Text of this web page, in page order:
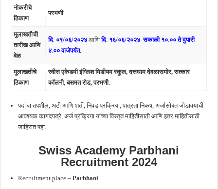
नोकरीचे
ठिकाण
परभणी
मुलाखतीची
तारीख आणि
वेळ
दि. ०९/०६/२०२४ आणि दि. १६/०६/२०२४ सकाळी १० ०० ते दुपारी
४. ०० वाजेपर्यंत.
मुलाखतीचे
ठिकाण
स्वीस एकेडमी इंग्लिश मिडीयम स्कूल, दत्तधाम देवळासमोर, सत्कार
कॉलनी, बसमत रोड, परभणी.
पदांचा तपशील, अटी आणि शर्ती, निवड प्रक्रिया, पात्रता निकष, अर्जासोबत जोडावयाची
आवश्यक कागदपत्रे, अर्ज प्रक्रिया यांच्या विस्तृत माहितीसाठी आणि इतर माहितीसाठी
जाहिरात पहा.
Swiss Academy Parbhani
Recruitment 2024
Recruitment place –Parbhani.